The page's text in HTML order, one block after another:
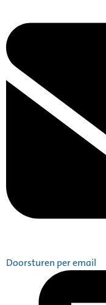
Doorsturen per email